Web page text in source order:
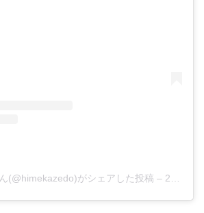
(@himekazedo)がシェアした投稿 – 2017年 5月月24日午後12時58分PDT